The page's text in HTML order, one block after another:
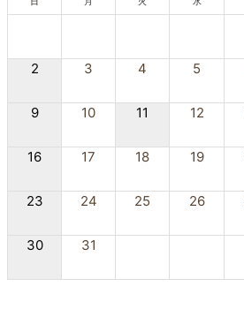
2 3 4 5
9 10 11 12
16 17 18 19
23 24 25 26
30 31